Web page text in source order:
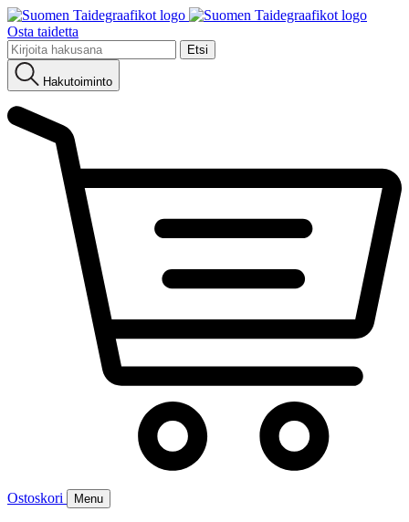
Osta taidetta
Etsi:
Hakutoiminto
Ostoskori Menu